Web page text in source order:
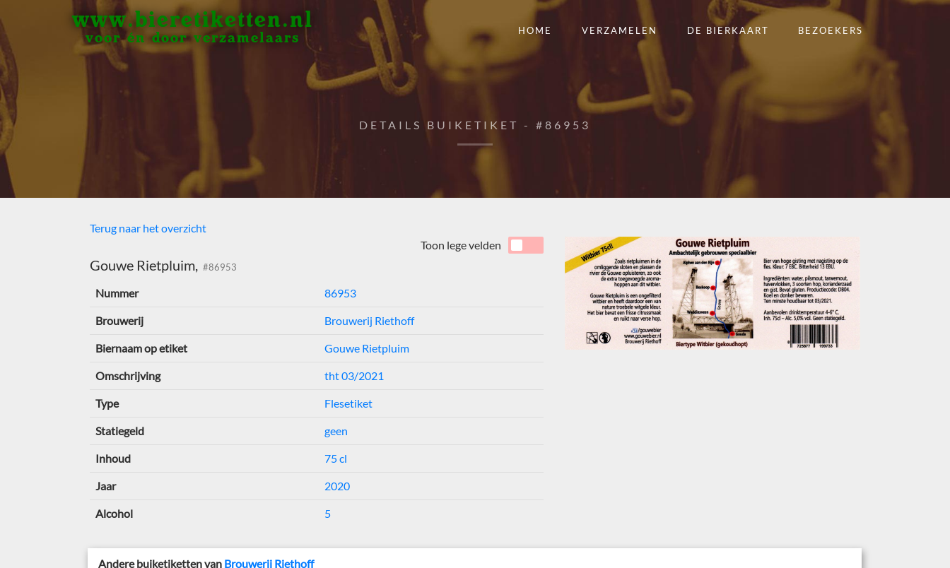
www.bieretiketten.nl
voor én door verzamelaars
HOME VERZAMELEN DE BIERKAART BEZOEKERS
DETAILS BUIKETIKET - #86953
Terug naar het overzicht
Gouwe Rietpluim, #86953
Toon lege velden
Nummer 86953
Brouwerij Brouwerij Riethoff
Biernaam op etiket Gouwe Rietpluim
Omschrijving tht 03/2021
Type Flesetiket
Statiegeld geen
Inhoud 75 cl
Jaar 2020
Alcohol 5
Andere buiketiketten van Brouwerij Riethoff